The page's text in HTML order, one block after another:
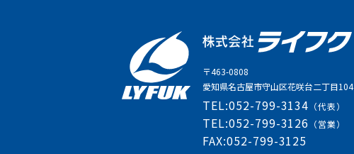
〒463-0808
愛知県名古屋市守山区花咲台二丁目104
TEL:052-799-3134 （代表）
TEL:052-799-3126 （営業）
FAX:052-799-3125